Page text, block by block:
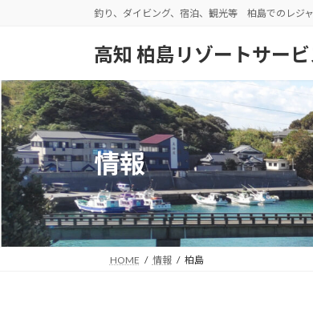
ツ
へ
ス
キ
ッ
プ
シ
ョ
ン
に
移
動
釣り、ダイビング、宿泊、観光等 柏島でのレジ
高知 柏島リゾートサービ
情報
HOME 情報 柏島